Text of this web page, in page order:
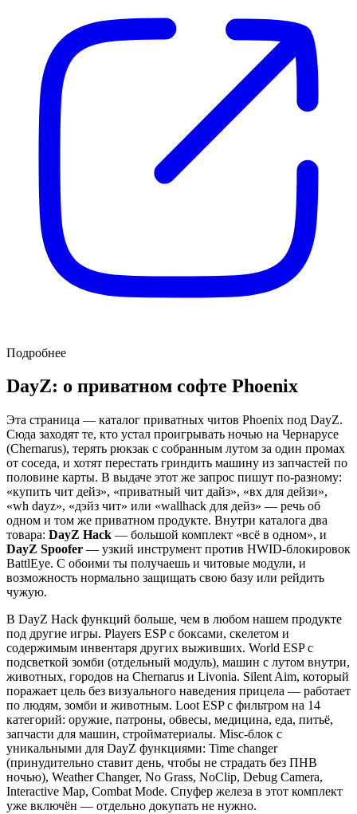
Подробнее
DayZ: о приватном софте Phoenix
Эта страница — каталог приватных читов Phoenix под DayZ.
Сюда заходят те, кто устал проигрывать ночью на Чернарусе
(Chernarus), терять рюкзак с собранным лутом за один промах
от соседа, и хотят перестать гриндить машину из запчастей по
половине карты. В выдаче этот же запрос пишут по-разному:
«купить чит дейз», «приватный чит дайз», «вх для дейзи»,
«wh dayz», «дэйз чит» или «wallhack для дейз» — речь об
одном и том же приватном продукте. Внутри каталога два
товара: DayZ Hack — большой комплект «всё в одном», и
DayZ Spoofer — узкий инструмент против HWID-блокировок
BattlEye. С обоими ты получаешь и читовые модули, и
возможность нормально защищать свою базу или рейдить
чужую.
В DayZ Hack функций больше, чем в любом нашем продукте
под другие игры. Players ESP с боксами, скелетом и
содержимым инвентаря других выживших. World ESP с
подсветкой зомби (отдельный модуль), машин с лутом внутри,
животных, городов на Chernarus и Livonia. Silent Aim, который
поражает цель без визуального наведения прицела — работает
по людям, зомби и животным. Loot ESP с фильтром на 14
категорий: оружие, патроны, обвесы, медицина, еда, питьё,
запчасти для машин, стройматериалы. Misc-блок с
уникальными для DayZ функциями: Time changer
(принудительно ставит день, чтобы не страдать без ПНВ
ночью), Weather Changer, No Grass, NoClip, Debug Camera,
Interactive Map, Combat Mode. Спуфер железа в этот комплект
уже включён — отдельно докупать не нужно.